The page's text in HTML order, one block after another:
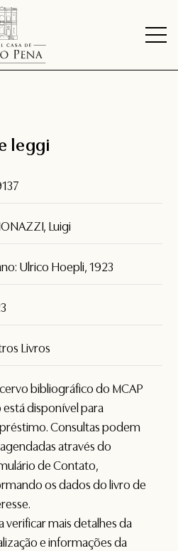
leggi
Luigi
Ulrico Hoepli, 1923
Livros
bibliográfico do MCAP
está disponível para
Consultas podem
através do
deContato,
os dados do livro de
verificar mais detalhes da
e informações da